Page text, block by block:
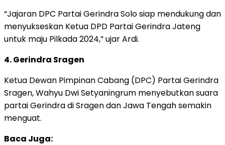
“Jajaran DPC Partai Gerindra Solo siap mendukung dan
menyukseskan Ketua DPD Partai Gerindra Jateng
untuk maju Pilkada 2024,” ujar Ardi.
4. Gerindra Sragen
Ketua Dewan Pimpinan Cabang (DPC) Partai Gerindra
Sragen, Wahyu Dwi Setyaningrum menyebutkan suara
partai Gerindra di Sragen dan Jawa Tengah semakin
menguat.
Baca Juga: